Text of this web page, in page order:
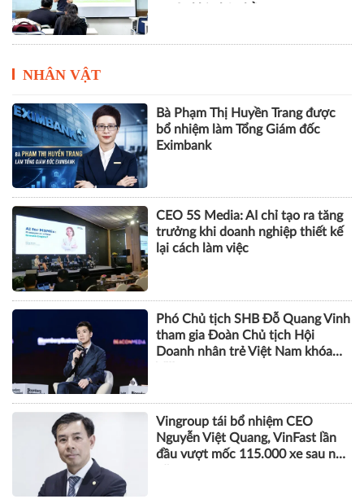
NHÂN VẬT
Bà Phạm Thị Huyền Trang được
bổ nhiệm làm Tổng Giám đốc
Eximbank
CEO 5S Media: AI chỉ tạo ra tăng
trưởng khi doanh nghiệp thiết kế
lại cách làm việc
Phó Chủ tịch SHB Đỗ Quang Vinh
tham gia Đoàn Chủ tịch Hội
Doanh nhân trẻ Việt Nam khóa
Vingroup tái bổ nhiệm CEO
Nguyễn Việt Quang, VinFast lần
đầu vượt mốc 115.000 xe sau nửa